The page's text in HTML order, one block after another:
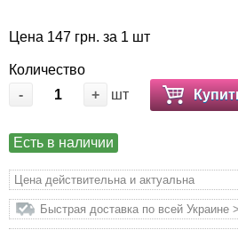
Цена 147 грн. за 1 шт
Количество
-
+ шт
Есть в наличии
Цена действительна и актуальна
Быстрая доставка по всей Украине
Переноски, сумки, клетки
Послеоперационные средства и
расходные материалы